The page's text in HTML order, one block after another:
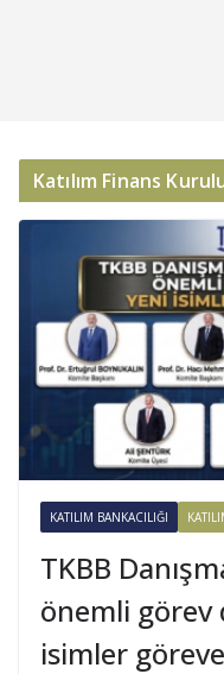
Katılım Finans
KATILIM BANKACILIĞI
TKBB
önemli görev
isimler